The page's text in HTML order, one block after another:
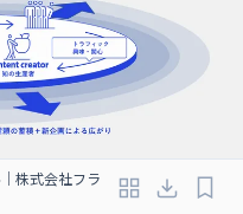
株式会社フラ